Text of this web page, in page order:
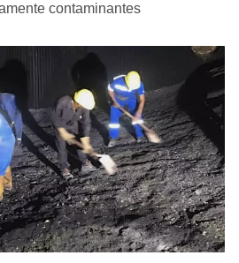
contaminantes